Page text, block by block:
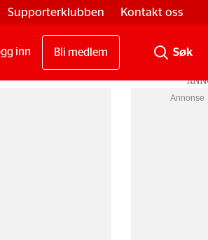
Supporterklubben Kontakt oss
inn Bli medlem
Annonse